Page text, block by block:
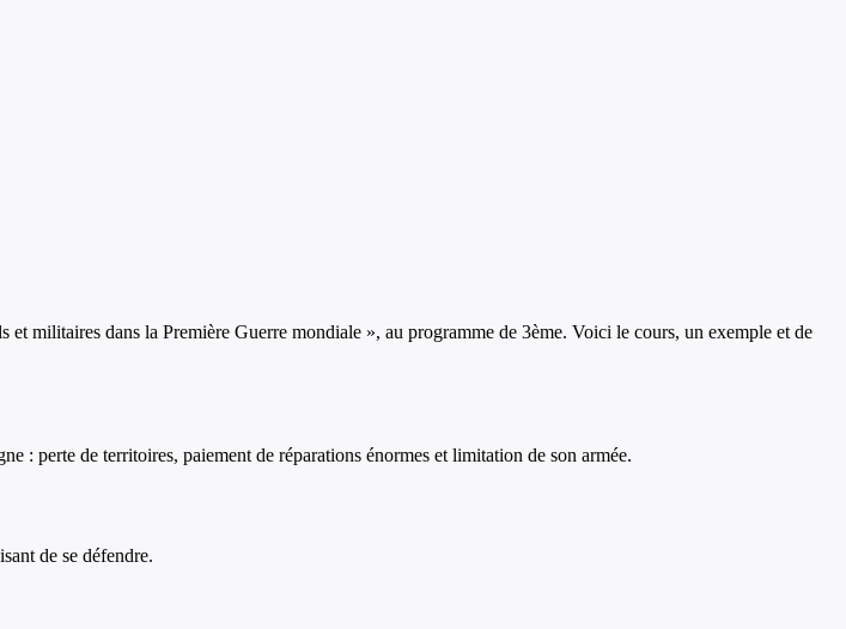
et militaires dans la Première Guerre mondiale », au programme de 3ème. Voici le cours, un exemple et de
: perte de territoires, paiement de réparations énormes et limitation de son armée.
de se défendre.